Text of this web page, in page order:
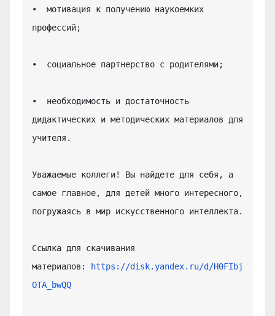
•  мотивация к получению наукоемких
профессий;
•  социальное партнерство с родителями;
•  необходимость и достаточность
дидактических и методических материалов для
учителя.
Уважаемые коллеги! Вы найдете для себя, а
самое главное, для детей много интересного,
погружаясь в мир искусственного интеллекта.
Ссылка для скачивания
материалов:
https://disk.yandex.ru/d/H0FIbj
OTA_bwQQ